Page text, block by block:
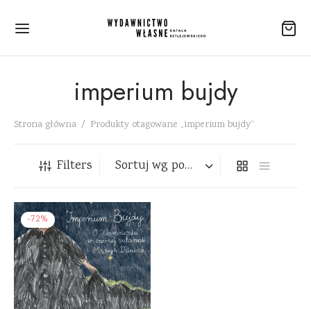
imperium bujdy
Strona główna / Produkty otagowane „imperium bujdy”
Filters
-72%